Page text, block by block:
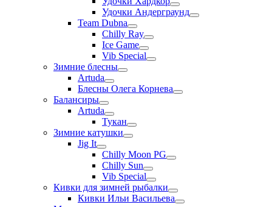
Удочки Андерграунд
Team Dubna
Chilly Ray
Ice Game
Vib Special
Зимние блесны
Artuda
Блесны Олега Корнева
Балансиры
Artuda
Тукан
Зимние катушки
Jig It
Chilly Moon PG
Chilly Sun
Vib Special
Кивки для зимней рыбалки
Кивки Ильи Васильева